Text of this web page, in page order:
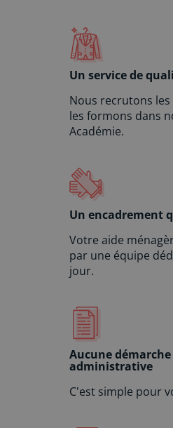
Un service de
Nous recrutons
les formons dans
Académie.
Un encadrement
Votre aide
par une équipe
jour.
Aucune démarche
administrative
C'est simple pour